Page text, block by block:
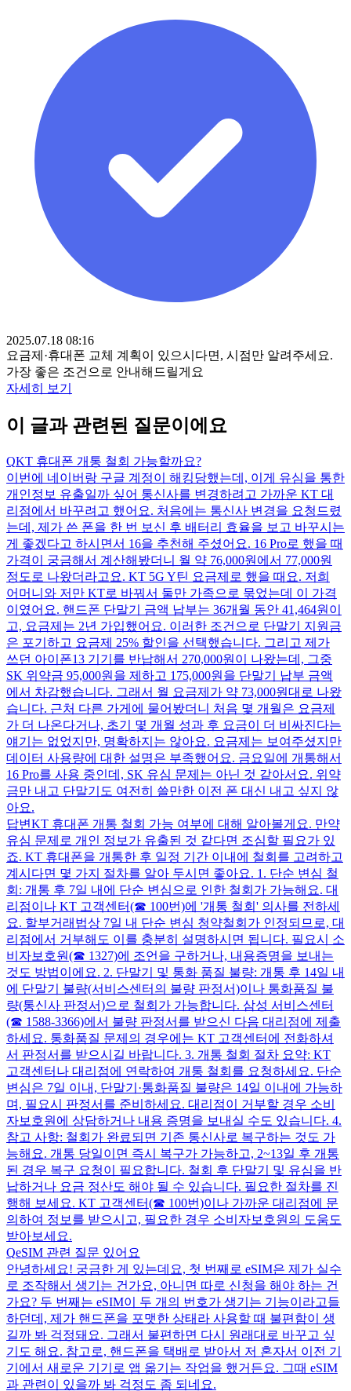
2025.07.18 08:16
요금제·휴대폰 교체 계획이 있으시다면, 시점만 알려주세요.
가장 좋은 조건으로 안내해드릴게요
자세히 보기
이 글과 관련된 질문이에요
QKT 휴대폰 개통 철회 가능할까요?
이번에 네이버랑 구글 계정이 해킹당했는데, 이게 유심을 통한
개인정보 유출일까 싶어 통신사를 변경하려고 가까운 KT 대
리점에서 바꾸려고 했어요. 처음에는 통신사 변경을 요청드렸
는데, 제가 쓴 폰을 한 번 보신 후 배터리 효율을 보고 바꾸시는
게 좋겠다고 하시면서 16을 추천해 주셨어요. 16 Pro로 했을 때
가격이 궁금해서 계산해봤더니 월 약 76,000원에서 77,000원
정도로 나왔더라고요. KT 5G Y틴 요금제로 했을 때요. 저희
어머니와 저만 KT로 바꿔서 둘만 가족으로 묶었는데 이 가격
이였어요. 핸드폰 단말기 금액 납부는 36개월 동안 41,464원이
고, 요금제는 2년 가입했어요. 이러한 조건으로 단말기 지원금
은 포기하고 요금제 25% 할인을 선택했습니다. 그리고 제가
쓰던 아이폰13 기기를 반납해서 270,000원이 나왔는데, 그중
SK 위약금 95,000원을 제하고 175,000원을 단말기 납부 금액
에서 차감했습니다. 그래서 월 요금제가 약 73,000원대로 나왔
습니다. 근처 다른 가게에 물어봤더니 처음 몇 개월은 요금제
가 더 나온다거나, 초기 몇 개월 성과 후 요금이 더 비싸진다는
얘기는 없었지만, 명확하지는 않아요. 요금제는 보여주셨지만
데이터 사용량에 대한 설명은 부족했어요. 금요일에 개통해서
16 Pro를 사용 중인데, SK 유심 문제는 아닌 것 같아서요. 위약
금만 내고 단말기도 여전히 쓸만한 이전 폰 대신 내고 싶지 않
아요.
답변KT 휴대폰 개통 철회 가능 여부에 대해 알아볼게요. 만약
유심 문제로 개인 정보가 유출된 것 같다면 조심할 필요가 있
죠. KT 휴대폰을 개통한 후 일정 기간 이내에 철회를 고려하고
계시다면 몇 가지 절차를 알아 두시면 좋아요. 1. 단순 변심 철
회: 개통 후 7일 내에 단순 변심으로 인한 철회가 가능해요. 대
리점이나 KT 고객센터(☎ 100번)에 '개통 철회' 의사를 전하세
요. 할부거래법상 7일 내 단순 변심 청약철회가 인정되므로, 대
리점에서 거부해도 이를 충분히 설명하시면 됩니다. 필요시 소
비자보호원(☎ 1327)에 조언을 구하거나, 내용증명을 보내는
것도 방법이에요. 2. 단말기 및 통화 품질 불량: 개통 후 14일 내
에 단말기 불량(서비스센터의 불량 판정서)이나 통화품질 불
량(통신사 판정서)으로 철회가 가능합니다. 삼성 서비스센터
(☎ 1588-3366)에서 불량 판정서를 받으신 다음 대리점에 제출
하세요. 통화품질 문제의 경우에는 KT 고객센터에 전화하셔
서 판정서를 받으시길 바랍니다. 3. 개통 철회 절차 요약: KT
고객센터나 대리점에 연락하여 개통 철회를 요청하세요. 단순
변심은 7일 이내, 단말기·통화품질 불량은 14일 이내에 가능하
며, 필요시 판정서를 준비하세요. 대리점이 거부할 경우 소비
자보호원에 상담하거나 내용 증명을 보내실 수도 있습니다. 4.
참고 사항: 철회가 완료되면 기존 통신사로 복구하는 것도 가
능해요. 개통 당일이면 즉시 복구가 가능하고, 2~13일 후 개통
된 경우 복구 요청이 필요합니다. 철회 후 단말기 및 유심을 반
납하거나 요금 정산도 해야 될 수 있습니다. 필요한 절차를 진
행해 보세요. KT 고객센터(☎ 100번)이나 가까운 대리점에 문
의하여 정보를 받으시고, 필요한 경우 소비자보호원의 도움도
받아보세요.
QeSIM 관련 질문 있어요
안녕하세요! 궁금한 게 있는데요, 첫 번째로 eSIM은 제가 실수
로 조작해서 생기는 건가요, 아니면 따로 신청을 해야 하는 건
가요? 두 번째는 eSIM이 두 개의 번호가 생기는 기능이라고들
하던데, 제가 핸드폰을 포맷한 상태라 사용할 때 불편함이 생
길까 봐 걱정돼요. 그래서 불편하면 다시 원래대로 바꾸고 싶
기도 해요. 참고로, 핸드폰을 택배로 받아서 저 혼자서 이전 기
기에서 새로운 기기로 앱 옮기는 작업을 했거든요. 그때 eSIM
과 관련이 있을까 봐 걱정도 좀 되네요.